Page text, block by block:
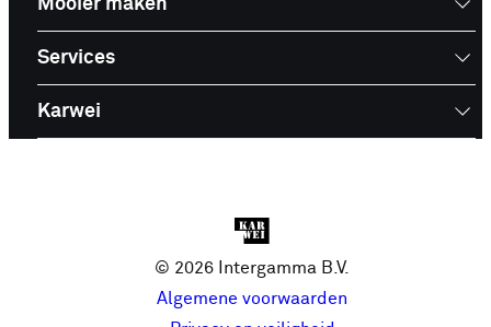
Mooier maken
Services
Karwei
© 2026 Intergamma B.V.
Algemene voorwaarden